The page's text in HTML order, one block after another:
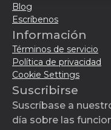
Blog
Escríbenos
Información
Términos de servicio
Política de privacidad
Cookie Settings
Suscribirse
Suscríbase a
día sobre las